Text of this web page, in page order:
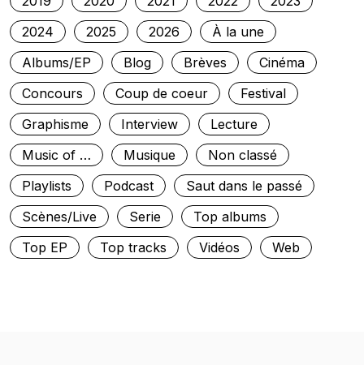
2024
2025 2026
À la une
Albums/EP
Blog Brèves
Cinéma
Concours
Coup de coeur
Festival
Graphisme
Interview
Lecture
Music of …
Musique
Non classé
Playlists
Podcast
Saut dans le passé
Scènes/Live
Serie
Top albums
Top EP
Top tracks Vidéos Web